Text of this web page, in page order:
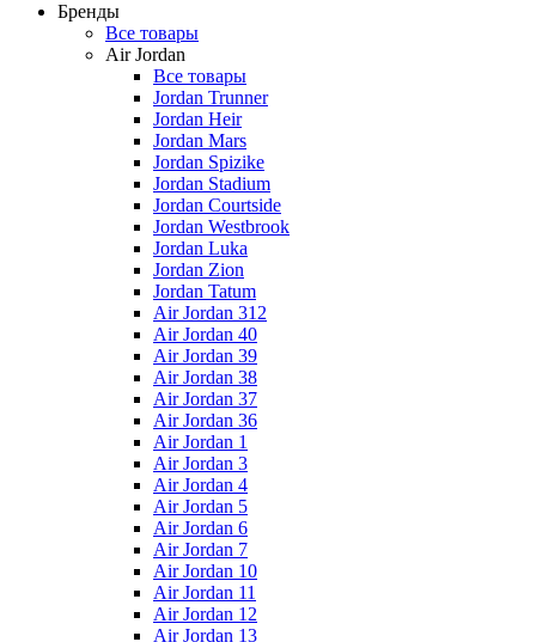
Бренды
Все товары
Air Jordan
Все товары
Jordan Trunner
Jordan Heir
Jordan Mars
Jordan Spizike
Jordan Stadium
Jordan Courtside
Jordan Westbrook
Jordan Luka
Jordan Zion
Jordan Tatum
Air Jordan 312
Air Jordan 40
Air Jordan 39
Air Jordan 38
Air Jordan 37
Air Jordan 36
Air Jordan 1
Air Jordan 3
Air Jordan 4
Air Jordan 5
Air Jordan 6
Air Jordan 7
Air Jordan 10
Air Jordan 11
Air Jordan 12
Air Jordan 13